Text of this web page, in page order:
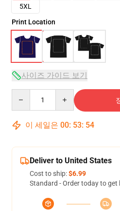
5XL
Print Location
사이즈 가이드 보기
이 세일은 00: 53: 54
Deliver to United States
Cost to ship:$6.99
Standard - Order today to get